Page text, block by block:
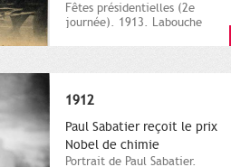
Fêtes présidentielles (2e
journée). 1913. Labouche
1912
Paul Sabatier reçoit le prix
Nobel de chimie
Portrait de Paul Sabatier.